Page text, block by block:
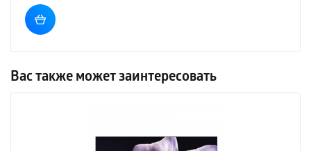
Вас также может заинтересовать